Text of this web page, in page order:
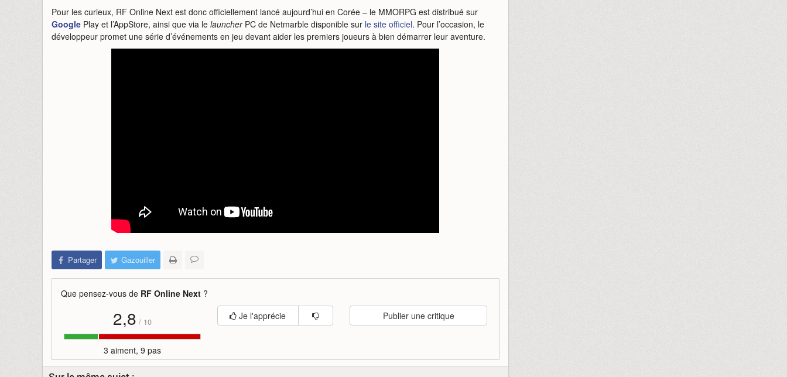
Pour les curieux, RF Online Next est donc officiellement lancé aujourd’hui en Corée – le MMORPG est distribué sur
Google Play et l’AppStore, ainsi que via le launcherPC de Netmarble disponible sur le site officiel. Pour l’occasion, le
développeur promet une série d’événements en jeu devant aider les premiers joueurs à bien démarrer leur aventure.
Partager Gazouiller
Que pensez-vous de RF Online Next ?
2,8 / 10
3 aiment, 9 pas
Je l'apprécie Publier une critique